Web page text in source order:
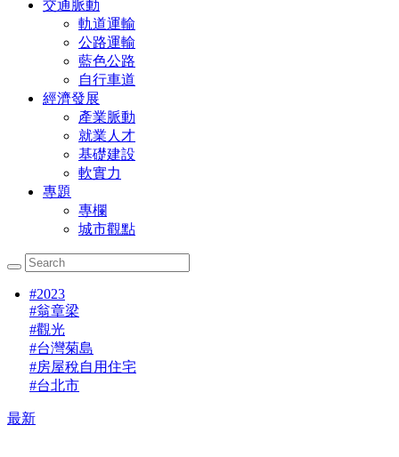
交通脈動
軌道運輸
公路運輸
藍色公路
自行車道
經濟發展
產業脈動
就業人才
基礎建設
軟實力
專題
專欄
城市觀點
#2023
#翁章梁
#觀光
#台灣菊島
#房屋稅自用住宅
#台北市
最新